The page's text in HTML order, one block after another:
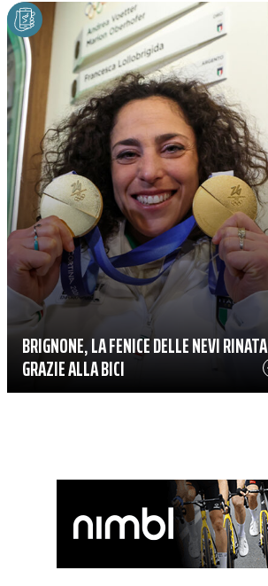
BRIGNONE, LA FENICE DELLE NEVI RINATA
GRAZIE ALLA BICI